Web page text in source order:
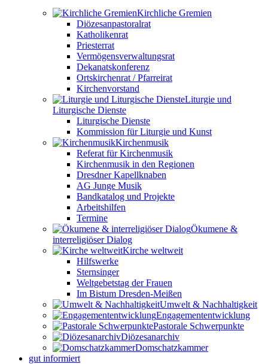
Kirchliche Gremien
Diözesanpastoralrat
Katholikenrat
Priesterrat
Vermögensverwaltungsrat
Dekanatskonferenz
Ortskirchenrat / Pfarreirat
Kirchenvorstand
Liturgie und
Liturgische Dienste
Liturgische Dienste
Kommission für Liturgie und Kunst
Kirchenmusik
Referat für Kirchenmusik
Kirchenmusik in den Regionen
Dresdner Kapellknaben
AG Junge Musik
Bandkatalog und Projekte
Arbeitshilfen
Termine
Ökumene &
interreligiöser Dialog
Kirche weltweit
Hilfswerke
Sternsinger
Weltgebetstag der Frauen
Im Bistum Dresden-Meißen
Umwelt & Nachhaltigkeit
Engagemententwicklung
Pastorale Schwerpunkte
Diözesanarchiv
Domschatzkammer
gut informiert